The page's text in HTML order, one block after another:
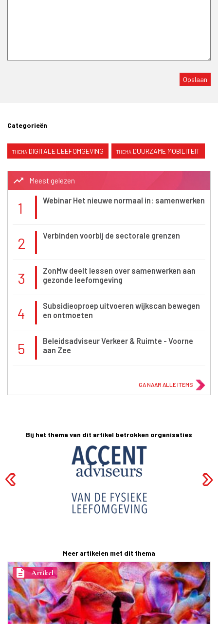
Categorieën
DIGITALE LEEFOMGEVING DUURZAME MOBILITEIT
trending_up Meest gelezen
1 Webinar Het nieuwe normaal in: samenwerken
2 Verbinden voorbij de sectorale grenzen
3
ZonMw deelt lessen over samenwerken aan
gezonde leefomgeving
4
Subsidieoproep uitvoeren wijkscan bewegen
en ontmoeten
5
Beleidsadviseur Verkeer & Ruimte - Voorne
aan Zee
GA NAAR ALLE ITEMS
Bij het thema van dit artikel betrokken organisaties
Meer artikelen met dit thema
description Artikel